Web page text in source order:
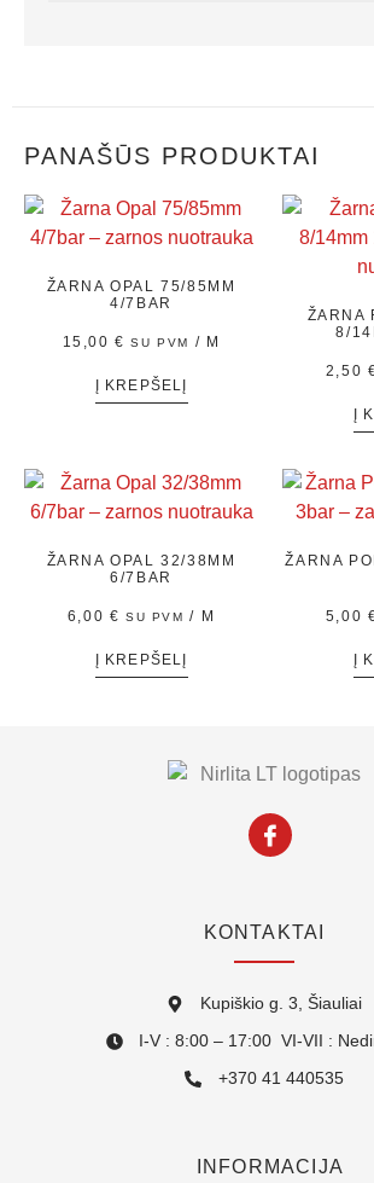
PANAŠŪS PRODUKTAI
ŽARNA OPAL 75/85MM
4/7BAR
15,00€ SU PVM / M
Į KREPŠELĮ
ŽARNA
8/
2,50
Į
ŽARNA OPAL 32/38MM
6/7BAR
6,00 € SU PVM / M
Į KREPŠELĮ
ŽARNA
5,00
Į
KONTAKTAI
Kupiškio g. 3, Šiauliai
I-V : 8:00 – 17:00 VI-VII :
+370 41 440535
INFORMACIJA